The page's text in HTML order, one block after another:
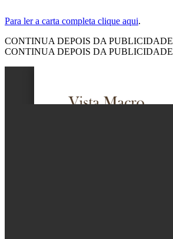
Para ler a carta completa clique aqui.
CONTINUA DEPOIS DA PUBLICIDADE
CONTINUA DEPOIS DA PUBLICIDADE